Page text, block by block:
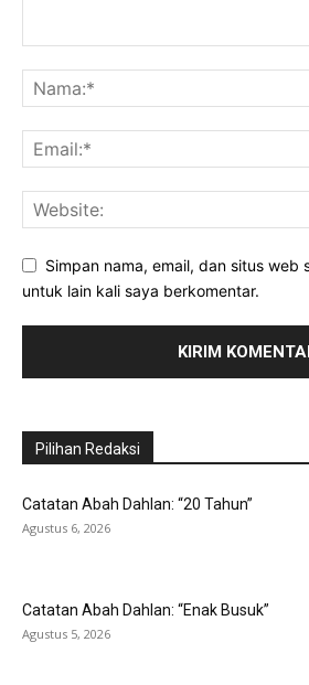
Simpan nama, email, dan situs web
untuk lain kali saya berkomentar.
Pilihan Redaksi
Catatan Abah Dahlan: “20 Tahun”
Agustus 6, 2026
Catatan Abah Dahlan: “Enak Busuk”
Agustus 5, 2026